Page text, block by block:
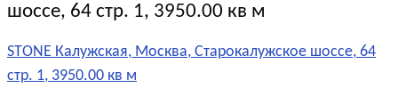
шоссе, 64 стр. 1, 3950.00 кв м
STONE Калужская, Москва, Старокалужское шоссе, 64
стр. 1, 3950.00 кв м